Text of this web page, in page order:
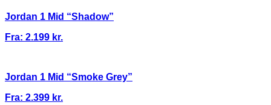
Jordan 1 Mid “Shadow”
Fra: 2.199 kr.
Jordan 1 Mid “Smoke Grey”
Fra: 2.399 kr.